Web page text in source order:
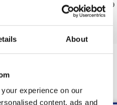
About
experience on our
content, ads and
Acquista per€5,99
|Al carrello